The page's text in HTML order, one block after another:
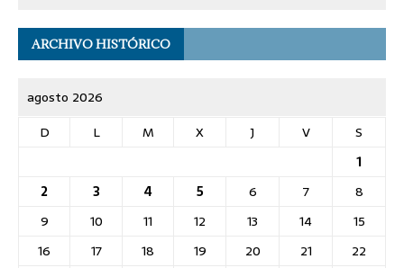
ARCHIVO HISTÓRICO
agosto 2026
D
L M X J V
S
1
2
3 4 5 6 7
8
9
10 11 12 13 14
15
16
17 18 19 20 21
22